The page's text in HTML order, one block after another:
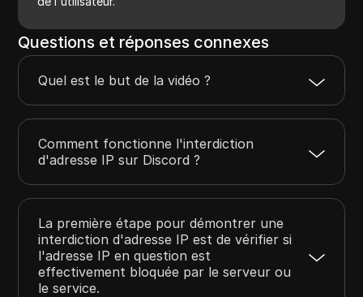
Questions et réponses connexes
Quel est le but de la vidéo ?
Comment fonctionne l'interdiction
d'adresse IP sur Discord ?
La première étape pour démontrer une
interdiction d'adresse IP est de vérifier si
l'adresse IP en question est
effectivement bloquée par le serveur ou
le service.